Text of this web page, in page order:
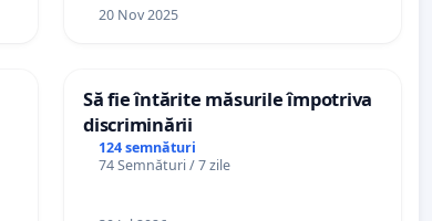
20 Nov 2025
Să fie întărite măsurile împotriva
discriminării
124 semnături
74 Semnături / 7 zile